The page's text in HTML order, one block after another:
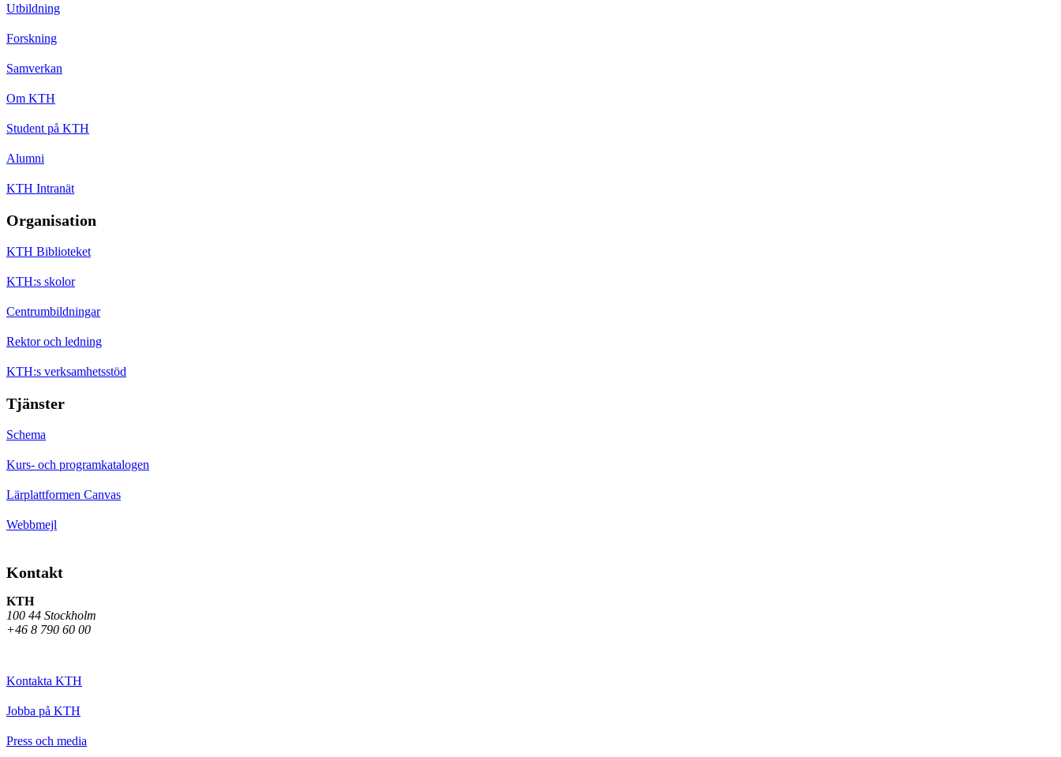
Utbildning
Forskning
Samverkan
Om KTH
Student på KTH
Alumni
KTH Intranät
Organisation
KTH Biblioteket
KTH:s skolor
Centrumbildningar
Rektor och ledning
KTH:s verksamhetsstöd
Tjänster
Schema
Kurs- och programkatalogen
Lärplattformen Canvas
Webbmejl
Kontakt
KTH
100 44 Stockholm
+46 8 790 60 00
Kontakta KTH
Jobba på KTH
Press och media